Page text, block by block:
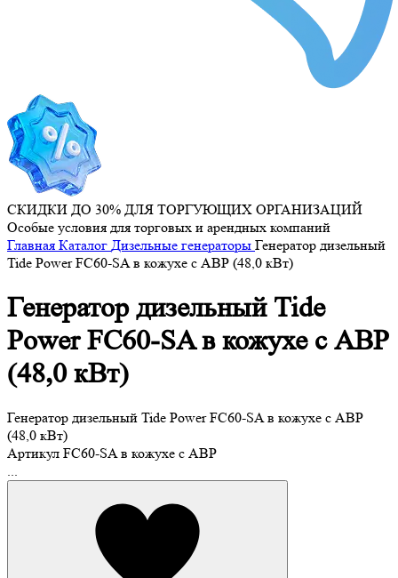
СКИДКИ ДО 30% ДЛЯ ТОРГУЮЩИХ ОРГАНИЗАЦИЙ
Особые условия для торговых и арендных компаний
Главная Каталог Дизельные генераторы Генератор дизельный
Tide Power FC60-SA в кожухе с АВР (48,0 кВт)
Генератор дизельный Tide
Power FC60-SA в кожухе с АВР
(48,0 кВт)
Генератор дизельный Tide Power FC60-SA в кожухе с АВР
(48,0 кВт)
Артикул FC60-SA в кожухе с АВР
...